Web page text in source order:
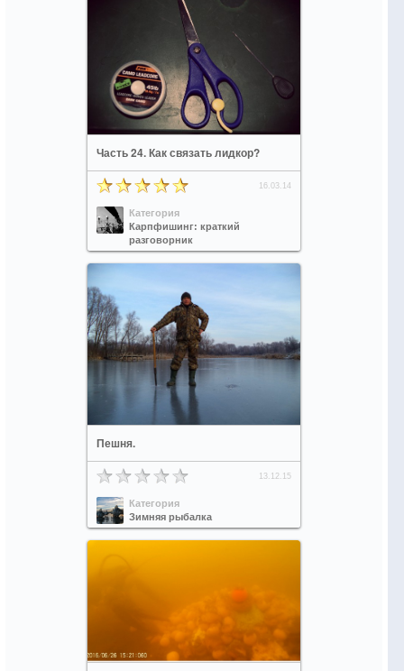
Часть 24. Как связать лидкор?
16.03.14
Категория
Карпфишинг: краткий
разговорник
Пешня.
13.12.15
Категория
Зимняя рыбалка